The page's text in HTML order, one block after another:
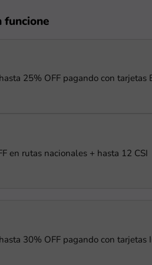
funcione
25% OFF pagando con tarjetas
en rutas nacionales + hasta 12 CSI
30% OFF pagando con tarjetas